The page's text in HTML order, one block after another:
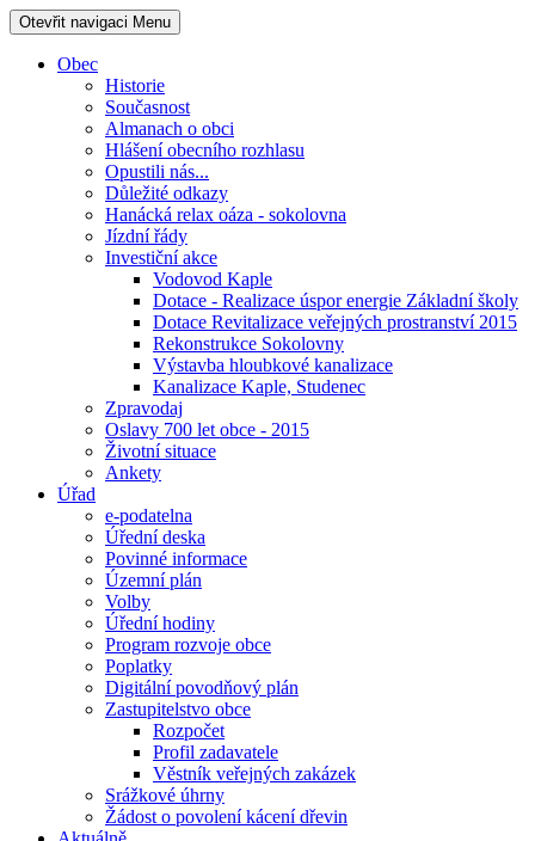
Otevřit navigaci Menu
Obec
Historie
Současnost
Almanach o obci
Hlášení obecního rozhlasu
Opustili nás...
Důležité odkazy
Hanácká relax oáza - sokolovna
Jízdní řády
Investiční akce
Vodovod Kaple
Dotace - Realizace úspor energie Základní školy
Dotace Revitalizace veřejných prostranství 2015
Rekonstrukce Sokolovny
Výstavba hloubkové kanalizace
Kanalizace Kaple, Studenec
Zpravodaj
Oslavy 700 let obce - 2015
Životní situace
Ankety
Úřad
e-podatelna
Úřední deska
Povinné informace
Územní plán
Volby
Úřední hodiny
Program rozvoje obce
Poplatky
Digitální povodňový plán
Zastupitelstvo obce
Rozpočet
Profil zadavatele
Věstník veřejných zakázek
Srážkové úhrny
Žádost o povolení kácení dřevin